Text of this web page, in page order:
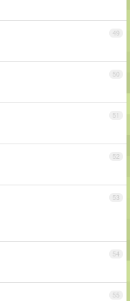
49
50
51
52
53
54
55